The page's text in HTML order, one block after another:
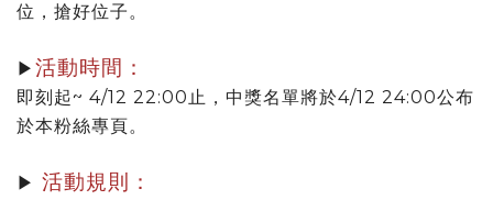
位，搶好位子。
▶ 活動時間：
即刻起~ 4/12 22:00止，中獎名單將於4/12 24:00公布
於本粉絲專頁。
▶ 活動規則：